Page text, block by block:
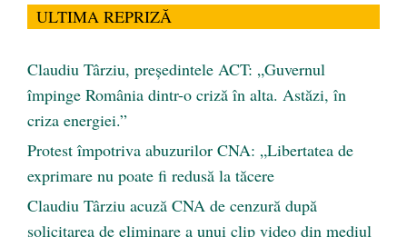
ULTIMA REPRIZĂ
Claudiu Târziu, președintele ACT: „Guvernul
împinge România dintr-o criză în alta. Astăzi, în
criza energiei.”
Protest împotriva abuzurilor CNA: „Libertatea de
exprimare nu poate fi redusă la tăcere
Claudiu Târziu acuză CNA de cenzură după
solicitarea de eliminare a unui clip video din mediul